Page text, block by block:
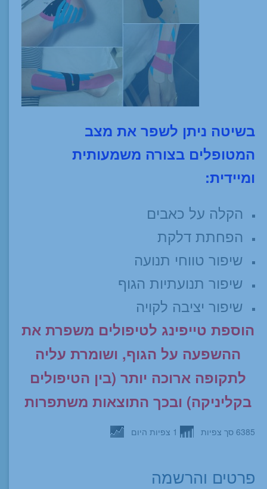
בשיטה ניתן לשפר את מצב
המטופלים בצורה משמעותית
ומיידית:
הקלה על כאבים
הפחתת דלקת
שיפור טווחי תנועה
שיפור תנועתיות הגוף
שיפור יציבה לקויה
הוספת טייפינג לטיפולים משפרת את
ההשפעה על הגוף, ושומרת עליה
לתקופה ארוכה יותר (בין הטיפולים
בקליניקה) ובכך התוצאות משתפרות
6385 סך צפיות 1 צפיות היום
פרטים והרשמה